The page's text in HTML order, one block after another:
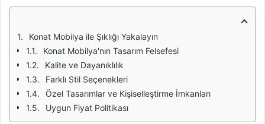
Konat Mobilya ile Şıklığı Yakalayın
Konat Mobilya'nın Tasarım Felsefesi
Kalite ve Dayanıklılık
Farklı Stil Seçenekleri
Özel Tasarımlar ve Kişiselleştirme İmkanları
Uygun Fiyat Politikası